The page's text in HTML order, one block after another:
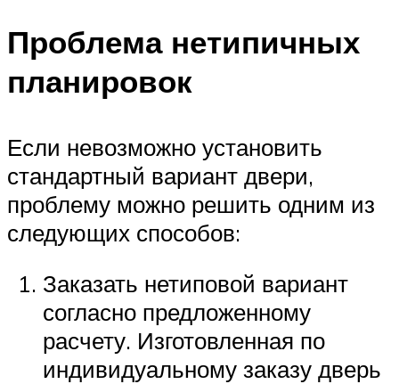
Проблема нетипичных
планировок
Если невозможно установить
стандартный вариант двери,
проблему можно решить одним из
следующих способов:
Заказать нетиповой вариант
согласно предложенному
расчету. Изготовленная по
индивидуальному заказу дверь